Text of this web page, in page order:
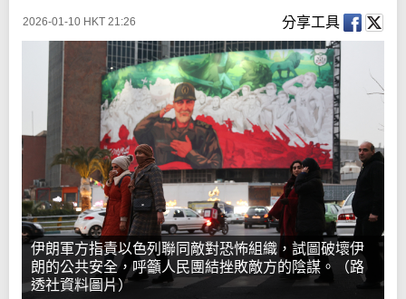
2026-01-10 HKT 21:26 分享工具
伊朗軍方指責以色列聯同敵對恐怖組織，試圖破壞伊
朗的公共安全，呼籲人民團結挫敗敵方的陰謀。（路
透社資料圖片）